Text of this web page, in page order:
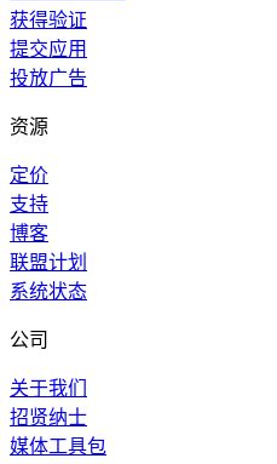
获得验证
提交应用
投放广告
资源
定价
支持
博客
联盟计划
系统状态
公司
关于我们
招贤纳士
媒体工具包